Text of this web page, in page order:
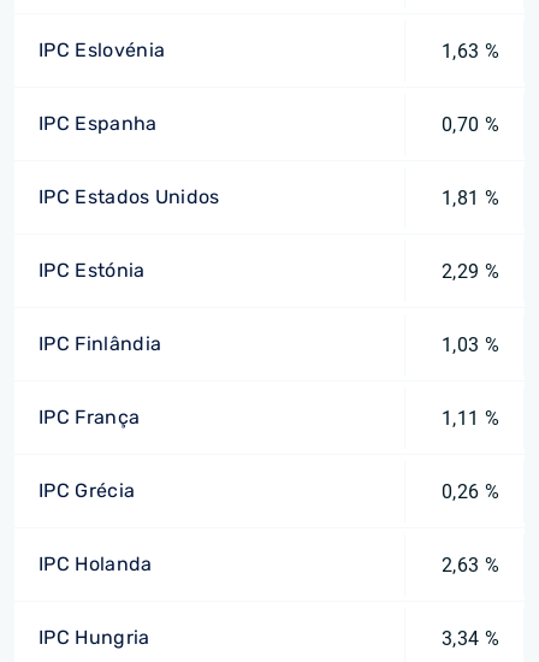
IPC Eslovénia 1,63 %
IPC Espanha 0,70 %
IPC Estados Unidos 1,81 %
IPC Estónia 2,29 %
IPC Finlândia 1,03 %
IPC França 1,11 %
IPC Grécia 0,26 %
IPC Holanda 2,63 %
IPC Hungria 3,34 %